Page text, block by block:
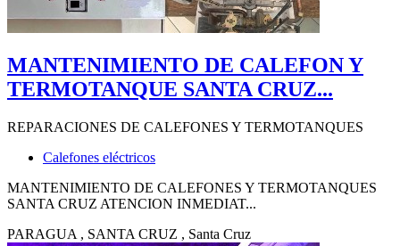
MANTENIMIENTO DE CALEFON Y
TERMOTANQUE SANTA CRUZ...
REPARACIONES DE CALEFONES Y TERMOTANQUES
Calefones eléctricos
MANTENIMIENTO DE CALEFONES Y TERMOTANQUES
SANTA CRUZ ATENCION INMEDIAT...
PARAGUA , SANTA CRUZ , Santa Cruz